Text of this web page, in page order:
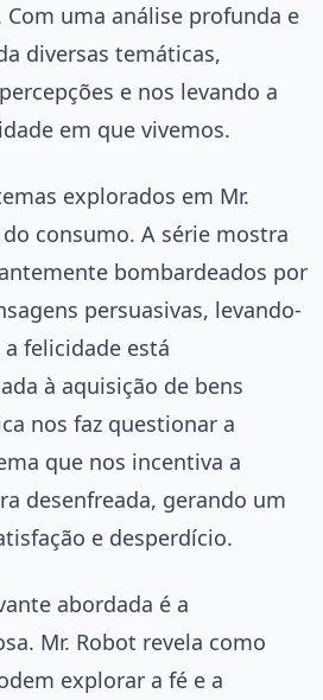
uma análise profunda e
diversas temáticas,
e nos levando a
em que vivemos.
explorados em Mr.
consumo. A série mostra
bombardeados por
persuasivas, levando-
felicidade está
à aquisição de bens
nos faz questionar a
que nos incentiva a
desenfreada, gerando um
e desperdício.
abordada é a
Mr. Robot revela como
explorar a fé e a